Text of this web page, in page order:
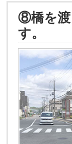
⑧橋を渡
す。